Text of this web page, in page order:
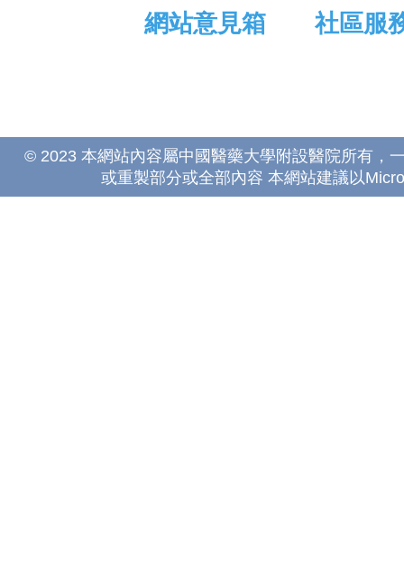
網站意見箱 社區服
© 2023 本網站內容屬中國醫藥大學附設醫院所有，
或重製部分或全部內容 本網站建議以